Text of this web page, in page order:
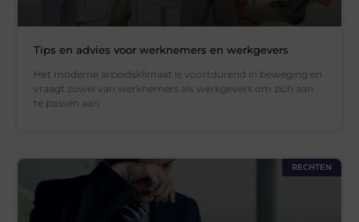
Tips en advies voor werknemers en werkgevers
Het moderne arbeidsklimaat is voortdurend in beweging en
vraagt zowel van werknemers als werkgevers om zich aan
te passen aan
RECHTEN